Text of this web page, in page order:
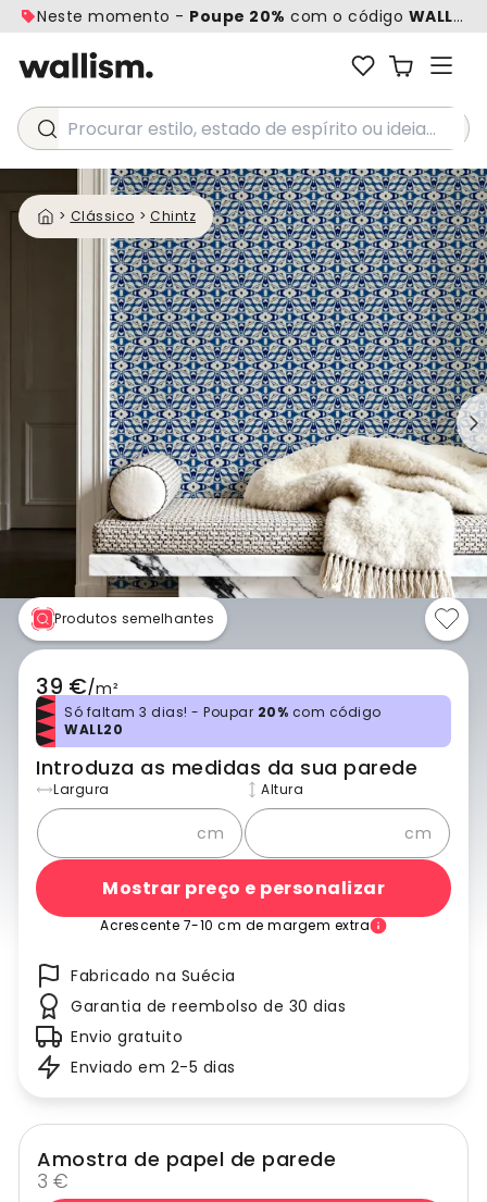
Neste momento - Poupe 20% com o código WALL20
Procurar estilo, estado de espírito ou ideia...
> Clássico > Chintz
Produtos semelhantes
39 €/m²
Só faltam 3 dias! - Poupar 20% com código
WALL20
Introduza as medidas da sua parede
Largura
cm
Altura
cm
Mostrar preço e personalizar
Acrescente 7-10 cm de margem extra
Fabricado na Suécia
Garantia de reembolso de 30 dias
Envio gratuito
Enviado em 2-5 dias
Amostra de papel de parede
3 €